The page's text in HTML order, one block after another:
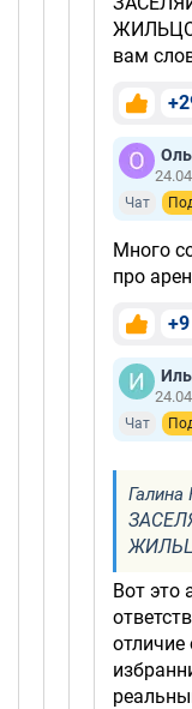
вам
Чат
Много
про
+9
Чат
Галина
Вот это